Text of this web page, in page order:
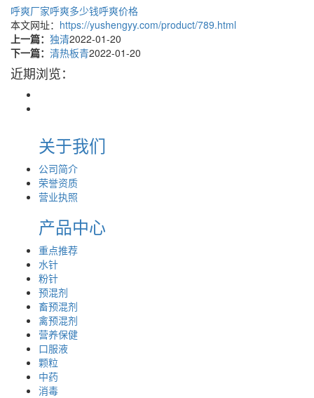
呼爽厂家呼爽多少钱呼爽价格
本文网址： https://yushengyy.com/product/789.html
上一篇： 独清2022-01-20
下一篇： 清热板青2022-01-20
近期浏览：
关于我们
公司简介
荣誉资质
营业执照
产品中心
重点推荐
水针
粉针
预混剂
畜预混剂
禽预混剂
营养保健
口服液
颗粒
中药
消毒